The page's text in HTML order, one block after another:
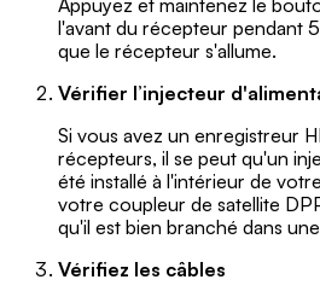
Appuyez et maintenez le
l'avant du récepteur pendant
que le récepteur s'allume.
Vérifier l’injecteur
Si vous avez un enregistreur
récepteurs, il se peut qu'un
été installé à l'intérieur de
votre coupleur de satellite
qu'il est bien branché dans
Vérifiez les câbles